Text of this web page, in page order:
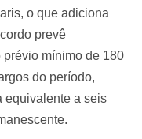
o que adiciona
prevê
mínimo de 180
do período,
equivalente a seis